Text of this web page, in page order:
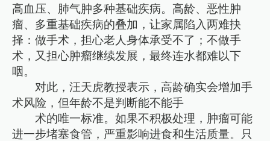
高血压、肺气肿多种基础疾病。高龄、恶性肿
瘤、多重基础疾病的叠加，让家属陷入两难抉
择：做手术，担心老人身体承受不了；不做手
术，又担心肿瘤继续发展，最终连水都难以下
咽。
对此，汪天虎教授表示，高龄确实会增加手
术风险，但年龄不是判断能不能手
术的唯一标准。如果不积极处理，肿瘤可能
进一步堵塞食管，严重影响进食和生活质量。只